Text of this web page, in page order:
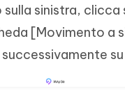
sulla sinistra, clicca
[Movimento a